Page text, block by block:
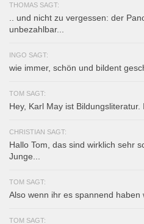
THOMAS SAGT:
.. und nicht zu vergessen: der
unbezahlbar...
INGO SAGT:
wie immer, schön und bildent
TOM SAGT:
Hey, Karl May ist Bildungsliteratur.
CHRISTIAN SAGT:
Hallo Tom, das sind wirklich sehr
Junge...
TOM SAGT:
Also wenn ihr es spannend haben
TOM SAGT: